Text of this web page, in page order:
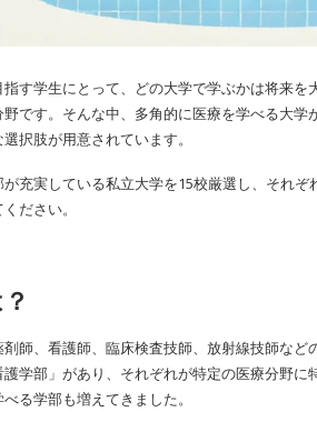
す学生にとって、どの大学で学ぶかは将来
です。そんな中、多角的に医療を学べる大
択肢が用意されています。
充実している私立大学を15校厳選し、それ
ださい。
師、看護師、臨床検査技師、放射線技師な
護学部」があり、それぞれが特定の医療分野
る学部も増えてきました。